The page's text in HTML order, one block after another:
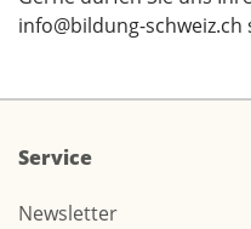
info@bildung-schweiz.ch
Service
Newsletter